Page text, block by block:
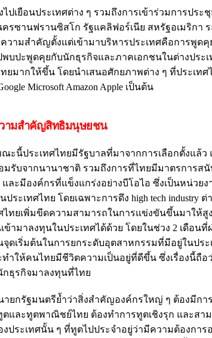
เยือนประเทศต่าง ๆ รวมถึงการเข้าร่วมการประชุ
นครซานฟรานซิสโก รัฐแคลิฟอร์เนีย สหรัฐอเมริกา
วามสำคัญตั้งแต่เข้ามาบริหารประเทศคือการพูด
บปะพูดคุยกับนักธุรกิจและภาคเอกชนในต่างประ
ยมากให้ขึ้น โดยนำเสนอศักยภาพต่าง ๆ ที่ประเท
Microsoft Amazon Apple เป็นต้น
วามสำคัญสิทธิมนุษยชน
นี้ประเทศไทยมีรัฐบาลที่มาจากการเลือกตั้งแล้ว
รับจากนานาชาติ รวมถึงการที่ไทยมีมาตรการส
ละมีองค์กรที่แข็งแกร่งอย่างบีโอไอ ซึ่งเป็นหน่วย
ะเทศไทย โดยเฉพาะการดึง high tech industry
ไทยเพิ่มขีดความสามารถในการแข่งขันขึ้นมาให้
ามาลงทุนในประเทศได้ด้วย โดยในช่วง 2 เดือน
ดเริ่มต้นในการยกระดับอุตสาหกรรมที่มีอยู่ในประ
ะทำให้คนไทยมีชีวิตความเป็นอยู่ที่ดีขึ้น ซึ่งเรื่องนี้ถือ
ธุรกิจมาลงทุนที่ไทย
ายกรัฐมนตรีย้ำว่าสิ่งสำคัญองค์กรใหญ่ ๆ ต้องมีก
และทูตพาณิชย์ไทย ต้องทำการทูตเชิงรุก และสา
ประเทศนั้น ๆ ที่ทูตไปประจำอยู่ว่ามีความต้องกา